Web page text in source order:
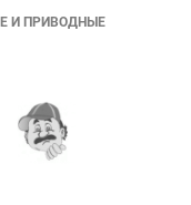
И ПРИВОДНЫЕ